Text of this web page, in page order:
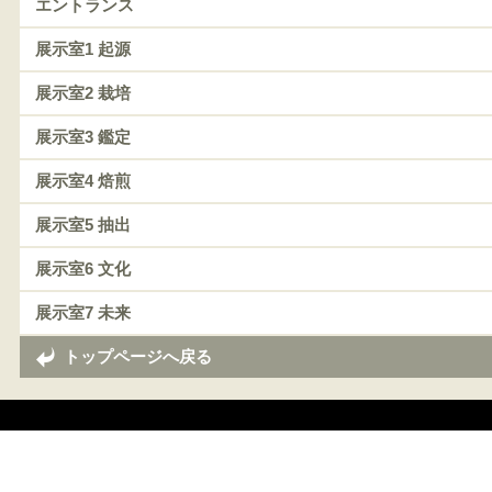
エントランス
展示室1 起源
展示室2 栽培
展示室3 鑑定
展示室4 焙煎
展示室5 抽出
展示室6 文化
展示室7 未来
トップページへ戻る